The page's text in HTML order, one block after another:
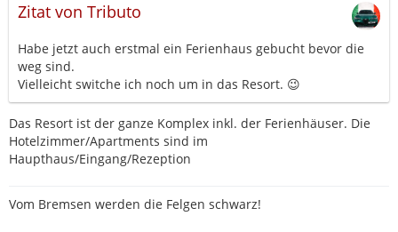
Zitat von Tributo
Habe jetzt auch erstmal ein Ferienhaus gebucht bevor die
weg sind.
Vielleicht switche ich noch um in das Resort. 😉
Das Resort ist der ganze Komplex inkl. der Ferienhäuser. Die
Hotelzimmer/Apartments sind im
Haupthaus/Eingang/Rezeption
Vom Bremsen werden die Felgen schwarz!